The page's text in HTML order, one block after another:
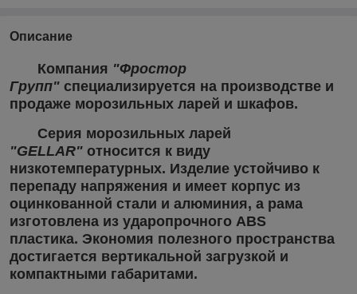
Описание
Компания "Фростор
Групп" специализируется на производстве и
продаже морозильных ларей и шкафов.
Серия морозильных ларей
"GELLAR" относится к виду
низкотемпературных. Изделие устойчиво к
перепаду напряжения и имеет корпус из
оцинкованной стали и алюминия, а рама
изготовлена из ударопрочного ABS
пластика. Экономия полезного пространства
достигается вертикальной загрузкой и
компактными габаритами.